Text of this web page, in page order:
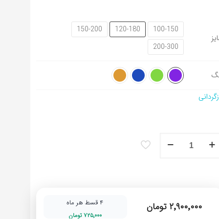
100-150
120-180
150-200
200-300
فرشینه
۲٬۹۰۰٬۰۰۰ تومان ۴ قسط هر ماه
۷۲۵٬۰۰۰ تومان